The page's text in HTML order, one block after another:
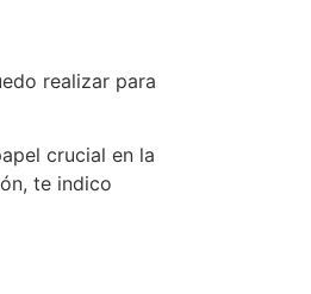
realizar para
crucial en la
te indico